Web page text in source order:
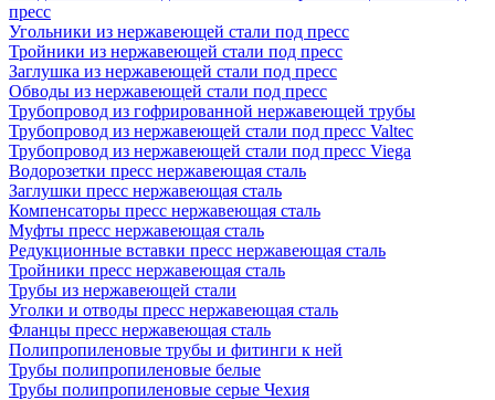
пресс
Угольники из нержавеющей стали под пресс
Тройники из нержавеющей стали под пресс
Заглушка из нержавеющей стали под пресс
Обводы из нержавеющей стали под пресс
Трубопровод из гофрированной нержавеющей трубы
Трубопровод из нержавеющей стали под пресс Valtec
Трубопровод из нержавеющей стали под пресс Viega
Водорозетки пресс нержавеющая сталь
Заглушки пресс нержавеющая сталь
Компенсаторы пресс нержавеющая сталь
Муфты пресс нержавеющая сталь
Редукционные вставки пресс нержавеющая сталь
Тройники пресс нержавеющая сталь
Трубы из нержавеющей стали
Уголки и отводы пресс нержавеющая сталь
Фланцы пресс нержавеющая сталь
Полипропиленовые трубы и фитинги к ней
Трубы полипропиленовые белые
Трубы полипропиленовые серые Чехия